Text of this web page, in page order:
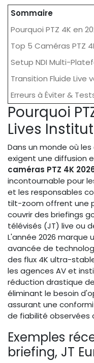
Sommaire
Pourquoi PTZ 4K en
Top 5 Caméras PTZ
Setup NDI Multi-
Transition Fluide Live
Erreurs à Éviter &
Pourquoi
Lives
Dans un monde où
exigent une diffusion
caméras PTZ 4K
incontournable pour
et les responsables
tilt-zoom offrent une
couvrir des briefings
télévisés (JT) live ou
L'année 2026
avancée de
des flux 4K ultra-
les agences AV et
réduction drastique
éliminant le besoin
assurant une
de fiabilité observées
Exemples
briefing, JT